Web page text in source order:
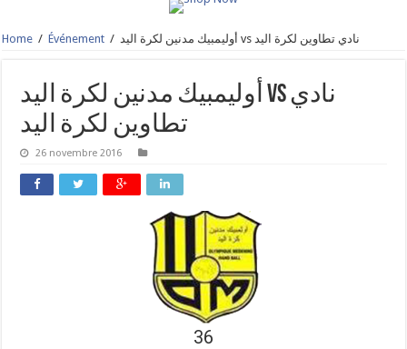
Home / Événement /
أوليمبيك مدنين لكرة اليد vs نادي
26 novembre 2016
36